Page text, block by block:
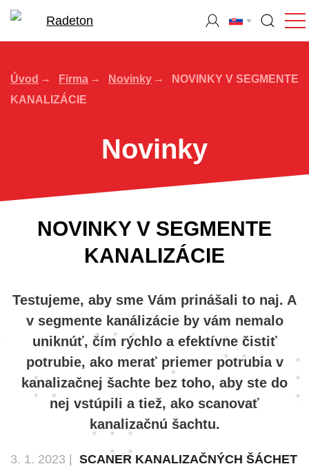
Úvod Firma Novinky
NOVINKY V SEGMENTE
KANALIZÁCIE
Novinky
NOVINKY V SEGMENTE
KANALIZÁCIE
Testujeme, aby sme Vám prinášali to naj. A
v segmente kanálizácie by vám nemalo
uniknúť, čím rýchlo a efektívne čistiť
potrubie, ako merať priemer potrubia v
kanalizačnej šachte bez toho, aby ste do
nej vstúpili a tiež, ako scanovať
kanalizačnú šachtu.
3. 1. 2023 |
SCANER KANALIZAČNÝCH ŠÁCHET